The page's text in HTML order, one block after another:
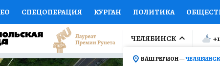
СПЕЦОПЕРАЦИЯ КУРГАН ПОЛИТИКА
НАУКА СПОРТ КОЛУМНИСТЫ
ДОКТОР ФИНАНСЫ ОТКРЫВАЕМ МИР Я
ЧЕЛЯБИНСК
ВАШ РЕГИОН —ЧЕЛЯБИНСК